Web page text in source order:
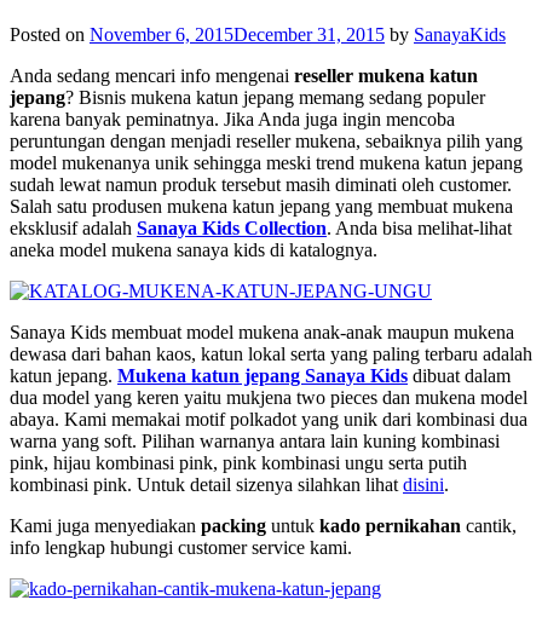
Posted on November 6, 2015December 31, 2015 by SanayaKids
Anda sedang mencari info mengenai reseller mukena katun
jepang? Bisnis mukena katun jepang memang sedang populer
karena banyak peminatnya. Jika Anda juga ingin mencoba
peruntungan dengan menjadi reseller mukena, sebaiknya pilih yang
model mukenanya unik sehingga meski trend mukena katun jepang
sudah lewat namun produk tersebut masih diminati oleh customer.
Salah satu produsen mukena katun jepang yang membuat mukena
eksklusif adalah Sanaya Kids Collection. Anda bisa melihat-lihat
aneka model mukena sanaya kids di katalognya.
Sanaya Kids membuat model mukena anak-anak maupun mukena
dewasa dari bahan kaos, katun lokal serta yang paling terbaru adalah
katun jepang. Mukena katun jepang Sanaya Kids dibuat dalam
dua model yang keren yaitu mukjena two pieces dan mukena model
abaya. Kami memakai motif polkadot yang unik dari kombinasi dua
warna yang soft. Pilihan warnanya antara lain kuning kombinasi
pink, hijau kombinasi pink, pink kombinasi ungu serta putih
kombinasi pink. Untuk detail sizenya silahkan lihat disini.
Kami juga menyediakan packing untuk kado pernikahan cantik,
info lengkap hubungi customer service kami.